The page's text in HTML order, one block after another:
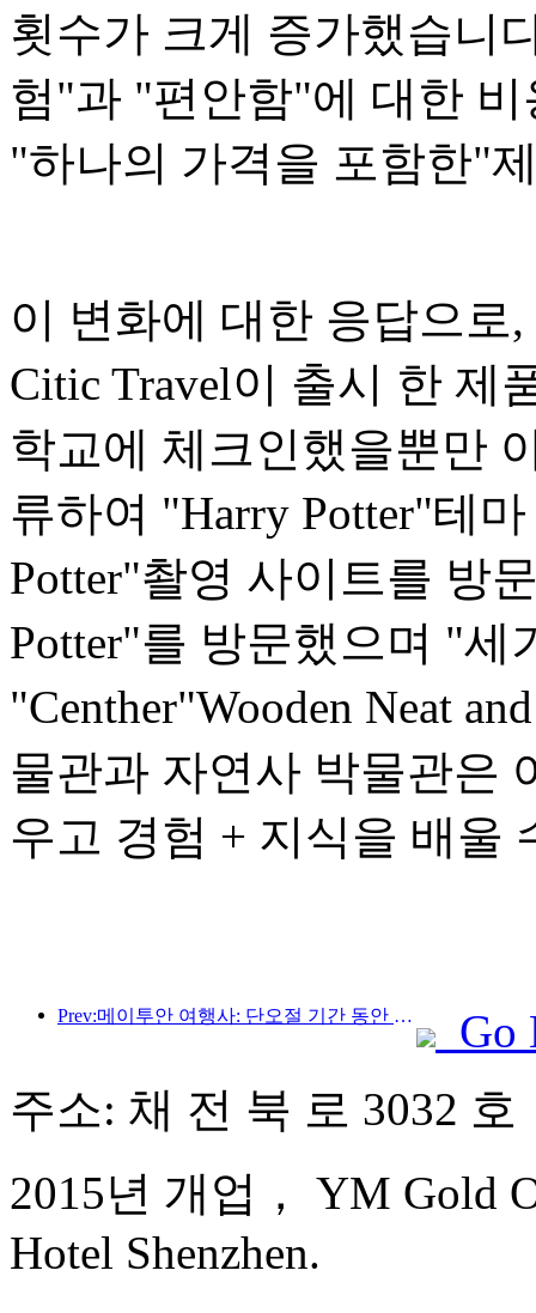
횟수가 크게 증가했습니
험"과 "편안함"에 대한
"하나의 가격을 포함한"
이 변화에 대한 응답으로
Citic Travel이 출시 한 제
학교에 체크인했을뿐만
류하여 "Harry Potter"테
Potter"촬영 사이트를 방
Potter"를 방문했으며 "세
"Centher"Wooden Neat
물관과 자연사 박물관은
우고 경험 + 지식을 배울
Prev:메이투안 여행사: 단오절 기간 동안 각 지방의 고급 호텔 예약이 활발히 이뤄지고 있으며, 아이를 동반한 가족이 주요 고객으로 떠오르고 있다.
Go
주소: 채 전 북 로 3032 호
2015년 개업， YM Gold
Hotel Shenzhen.